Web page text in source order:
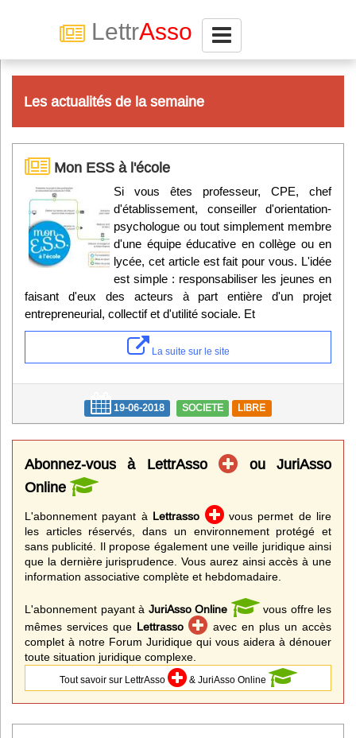
LettrAsso
Abonnez-vous à LettrAsso
ServiceAsso
Partager
VieAsso
Infos
Divers
Abo Lettrasso
Désabo Lettrasso
Nous contacter
Les actualités de la semaine
Mon ESS à l'école
Si vous êtes professeur, CPE, chef
d'établissement, conseiller d'orientation-
psychologue ou tout simplement membre
d'une équipe éducative en collège ou en
lycée, cet article est fait pour vous. L'idée
est simple : responsabiliser les jeunes en
faisant d'eux des acteurs à part entière d'un projet
entrepreneurial, collectif et d'utilité sociale. Et
La suite sur le site
19-06-2018 SOCIETE LIBRE
Abonnez-vous à LettrAsso
ou JuriAsso
Online
L'abonnement payant à Lettrasso
vous permet de lire
les articles réservés, dans un environnement protégé et
sans publicité. Il propose également une veille juridique ainsi
que la dernière jurisprudence. Vous aurez ainsi accès à une
information associative complète et hebdomadaire.
L'abonnement payant à JuriAsso Online
vous offre les
mêmes services que Lettrasso
avec en plus un accès
complet à notre Forum Juridique qui vous aidera à dénouer
toute situation juridique complexe.
Tout savoir sur LettrAsso & JuriAsso Online